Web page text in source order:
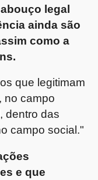
legal
ainda são
como a
que legitimam
no campo
dentro das
campo social."
e que